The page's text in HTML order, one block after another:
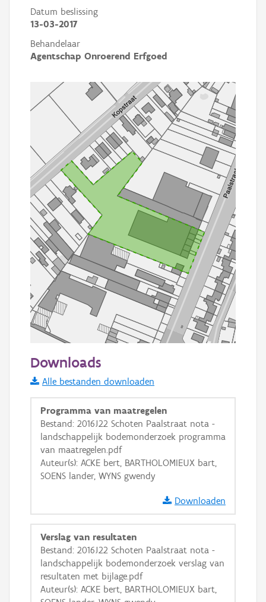
Datum beslissing
13-03-2017
Behandelaar
Agentschap Onroerend Erfgoed
Informatie Vlaanderen
i
+ −
Basis Lagen
OSM-Basiskaart
Ortho
GRB-Basiskaart
Downloads
Alle bestanden downloaden
Programma van maatregelen
Bestand: 2016J22 Schoten Paalstraat nota -
landschappelijk bodemonderzoek programma
van maatregelen.pdf
Auteur(s): ACKE bert, BARTHOLOMIEUX bart,
SOENS lander, WYNS gwendy
Downloaden
Verslag van resultaten
Bestand: 2016J22 Schoten Paalstraat nota -
landschappelijk bodemonderzoek verslag van
resultaten met bijlage.pdf
Auteur(s): ACKE bert, BARTHOLOMIEUX bart,